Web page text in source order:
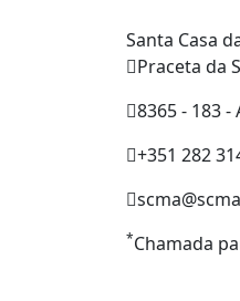
Santa Casa
Praceta da
8365 - 183 -
+351 282
*Chamada